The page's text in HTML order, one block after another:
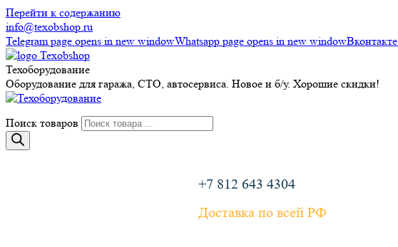
Перейти к содержанию
info@texobshop.ru
Telegram page opens in new windowWhatsapp page opens in new window
Техоборудование
Оборудование для гаража, СТО, автосервиса. Новое и б/у. Хорошие скидки!
Поиск товаров
+7 812 643 4304
Доставка по всей РФ